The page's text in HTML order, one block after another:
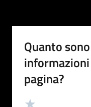
Quanto
pagina?
Valutazione